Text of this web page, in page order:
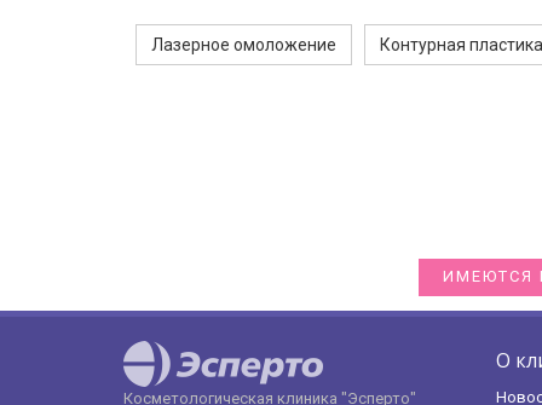
Лазерное омоложение Контурная пластика
ИМЕЮТСЯ
Косметологическая клиника "Эсперто"
О